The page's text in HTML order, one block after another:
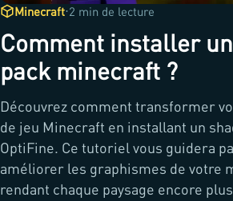
Minecraft·2 min de lecture
Comment installer
pack minecraft ?
Découvrez comment transformer
de jeu Minecraft en installant un
OptiFine. Ce tutoriel vous guidera
améliorer les graphismes de votre
rendant chaque paysage encore